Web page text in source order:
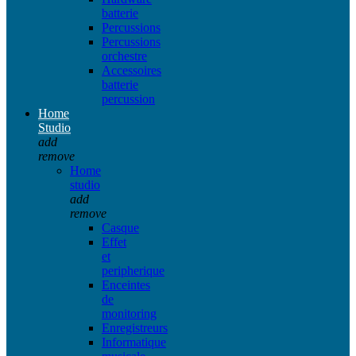
batterie
Percussions
Percussions
orchestre
Accessoires
batterie
percussion
Home
Studio
add
remove
Home
studio
add
remove
Casque
Effet
et
peripherique
Enceintes
de
monitoring
Enregistreurs
Informatique